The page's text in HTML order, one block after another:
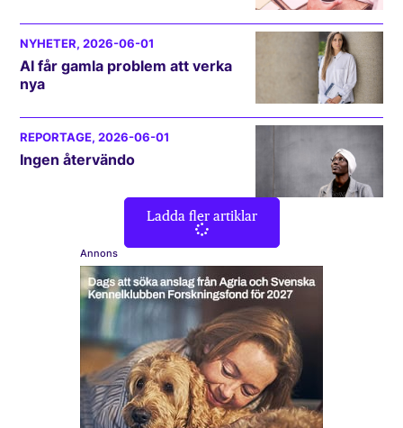
NYHETER, 2026-06-01
AI får gamla problem att verka
nya
REPORTAGE, 2026-06-01
Ingen återvändo
Ladda fler artiklar
Annons